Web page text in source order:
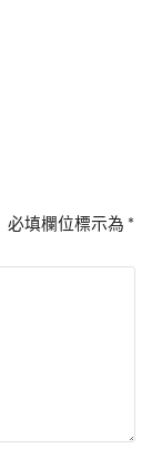
必填欄位標示為 *